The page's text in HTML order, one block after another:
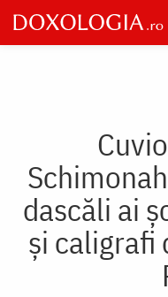
Skip
to
main
dascăli ai
și caligrafi